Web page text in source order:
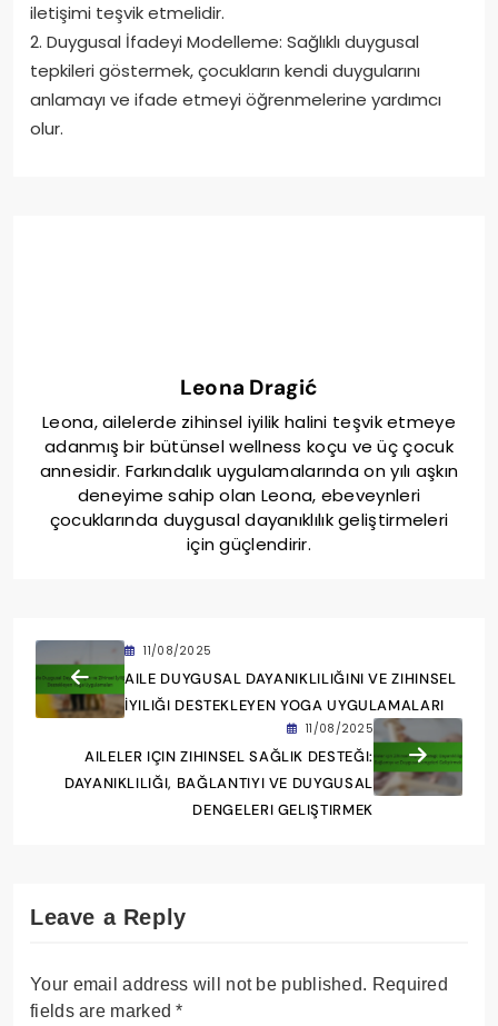
iletişimi teşvik etmelidir.
2. Duygusal İfadeyi Modelleme: Sağlıklı duygusal
tepkileri göstermek, çocukların kendi duygularını
anlamayı ve ifade etmeyi öğrenmelerine yardımcı
olur.
Leona Dragić
Leona, ailelerde zihinsel iyilik halini teşvik etmeye
adanmış bir bütünsel wellness koçu ve üç çocuk
annesidir. Farkındalık uygulamalarında on yılı aşkın
deneyime sahip olan Leona, ebeveynleri
çocuklarında duygusal dayanıklılık geliştirmeleri
için güçlendirir.
11/08/2025
AILE DUYGUSAL DAYANIKLILIĞINI VE ZIHINSEL
İYILIĞI DESTEKLEYEN YOGA UYGULAMALARI
11/08/2025
AILELER IÇIN ZIHINSEL SAĞLIK DESTEĞI:
DAYANIKLILIĞI, BAĞLANTIYI VE DUYGUSAL
DENGELERI GELIŞTIRMEK
Leave a Reply
Your email address will not be published. Required
fields are marked*